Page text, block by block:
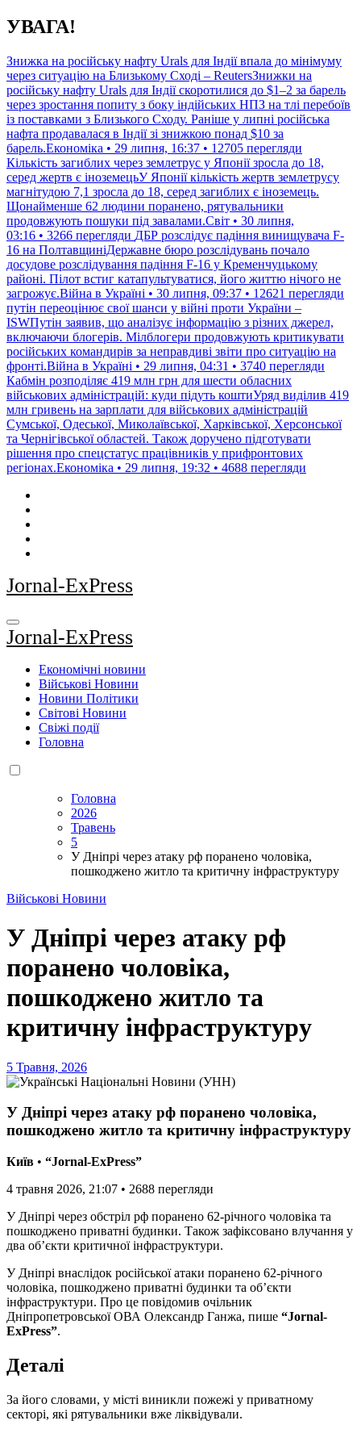
Перейти
до
УВАГА!
Знижка на російську нафту Urals для Індії впала до мінімуму
через ситуацію на Близькому Сході – ReutersЗнижки на
російську нафту Urals для Індії скоротилися до $1–2 за барель
через зростання попиту з боку індійських НПЗ на тлі перебоїв
із поставками з Близького Сходу. Раніше у липні російська
нафта продавалася в Індії зі знижкою понад $10 за
барель.Економіка • 29 липня, 16:37 • 12705 перегляди
Кількість загиблих через землетрус у Японії зросла до 18,
серед жертв є іноземецьУ Японії кількість жертв землетрусу
магнітудою 7,1 зросла до 18, серед загиблих є іноземець.
Щонайменше 62 людини поранено, рятувальники
продовжують пошуки під завалами.Світ • 30 липня,
03:16 • 3266 перегляди ДБР розслідує падіння винищувача F-
16 на ПолтавщиніДержавне бюро розслідувань почало
досудове розслідування падіння F-16 у Кременчуцькому
районі. Пілот встиг катапультуватися, його життю нічого не
загрожує.Війна в Україні • 30 липня, 09:37 • 12621 перегляди
путін переоцінює свої шанси у війні проти України –
ISWПутін заявив, що аналізує інформацію з різних джерел,
включаючи блогерів. Мілблогери продовжують критикувати
російських командирів за неправдиві звіти про ситуацію на
фронті.Війна в Україні • 29 липня, 04:31 • 3740 перегляди
Кабмін розподіляє 419 млн грн для шести обласних
військових адміністрацій: куди підуть коштиУряд виділив 419
млн гривень на зарплати для військових адміністрацій
Сумської, Одеської, Миколаївської, Харківської, Херсонської
та Чернігівської областей. Також доручено підготувати
рішення про спецстатус працівників у прифронтових
регіонах.Економіка • 29 липня, 19:32 • 4688 перегляди
Jornal-ExPress
Jornal-ExPress
Економічні новини
Військові Новини
Новини Політики
Світові Новини
Свіжі події
Головна
Головна
2026
Травень
5
У Дніпрі через атаку рф поранено чоловіка,
пошкоджено житло та критичну інфраструктуру
Військові Новини
У Дніпрі через атаку рф
поранено чоловіка,
пошкоджено житло та
критичну інфраструктуру
5 Травня, 2026
У Дніпрі через атаку рф поранено чоловіка,
пошкоджено житло та критичну інфраструктуру
Київ • “Jornal-ExPress”
4 травня 2026, 21:07 • 2688 перегляди
У Дніпрі через обстріл рф поранено 62-річного чоловіка та
пошкоджено приватні будинки. Також зафіксовано влучання у
два об’єкти критичної інфраструктури.
У Дніпрі внаслідок російської атаки поранено 62-річного
чоловіка, пошкоджено приватні будинки та об’єкти
інфраструктури. Про це повідомив очільник
Дніпропетровської ОВА Олександр Ганжа, пише “Jornal-
ExPress”.
Деталі
За його словами, у місті виникли пожежі у приватному
секторі, які рятувальники вже ліквідували.